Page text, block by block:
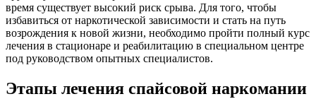
время существует высокий риск срыва. Для того, чтобы
избавиться от наркотической зависимости и стать на путь
возрождения к новой жизни, необходимо пройти полный курс
лечения в стационаре и реабилитацию в специальном центре
под руководством опытных специалистов.
Этапы лечения спайсовой наркомании